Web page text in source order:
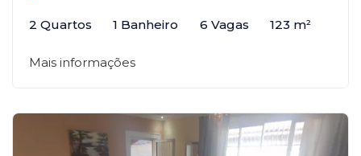
2 Quartos 1 Banheiro 6 Vagas 123 m²
Mais informações